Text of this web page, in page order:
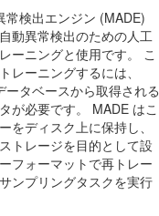
常検出エンジン (MADE)
動異常検出のための人工
ーニングと使用です。 こ
レーニングするには、
ータベースから取得される
が必要です。 MADE はこ
をディスク上に保持し、
トレージを目的として設
フォーマットで再トレー
ンプリングタスクを実行